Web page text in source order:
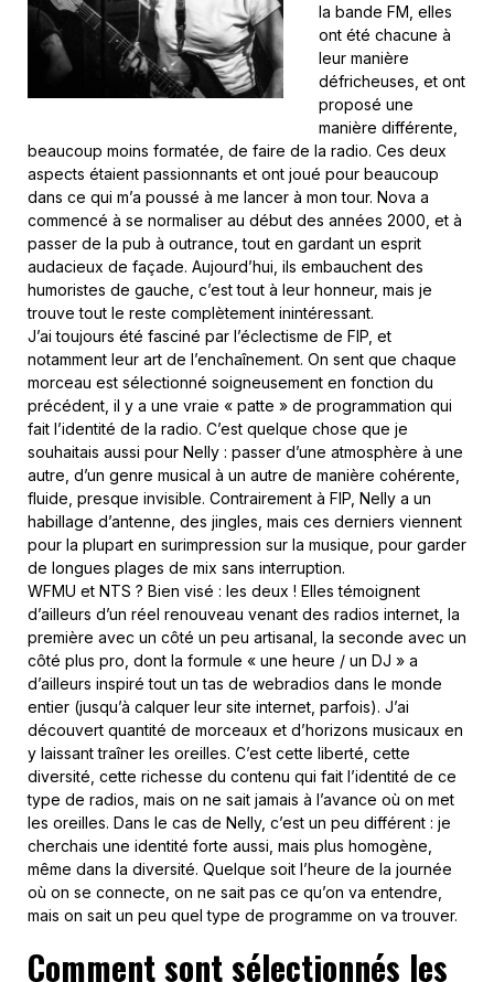
la bande FM, elles
ont été chacune à
leur manière
défricheuses, et ont
proposé une
manière différente,
beaucoup moins formatée, de faire de la radio. Ces deux
aspects étaient passionnants et ont joué pour beaucoup
dans ce qui m’a poussé à me lancer à mon tour. Nova a
commencé à se normaliser au début des années 2000, et à
passer de la pub à outrance, tout en gardant un esprit
audacieux de façade. Aujourd’hui, ils embauchent des
humoristes de gauche, c’est tout à leur honneur, mais je
trouve tout le reste complètement inintéressant.
J’ai toujours été fasciné par l’éclectisme de FIP, et
notamment leur art de l’enchaînement. On sent que chaque
morceau est sélectionné soigneusement en fonction du
précédent, il y a une vraie « patte » de programmation qui
fait l’identité de la radio. C’est quelque chose que je
souhaitais aussi pour Nelly : passer d’une atmosphère à une
autre, d’un genre musical à un autre de manière cohérente,
fluide, presque invisible. Contrairement à FIP, Nelly a un
habillage d’antenne, des jingles, mais ces derniers viennent
pour la plupart en surimpression sur la musique, pour garder
de longues plages de mix sans interruption.
WFMU et NTS ? Bien visé : les deux ! Elles témoignent
d’ailleurs d’un réel renouveau venant des radios internet, la
première avec un côté un peu artisanal, la seconde avec un
côté plus pro, dont la formule « une heure / un DJ » a
d’ailleurs inspiré tout un tas de webradios dans le monde
entier (jusqu’à calquer leur site internet, parfois). J’ai
découvert quantité de morceaux et d’horizons musicaux en
y laissant traîner les oreilles. C’est cette liberté, cette
diversité, cette richesse du contenu qui fait l’identité de ce
type de radios, mais on ne sait jamais à l’avance où on met
les oreilles. Dans le cas de Nelly, c’est un peu différent : je
cherchais une identité forte aussi, mais plus homogène,
même dans la diversité. Quelque soit l’heure de la journée
où on se connecte, on ne sait pas ce qu’on va entendre,
mais on sait un peu quel type de programme on va trouver.
Comment sont sélectionnés les